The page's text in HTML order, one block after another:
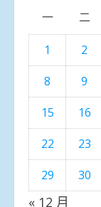
一 二
1 2
8
9
15
16
22
23
29
30
« 12 月